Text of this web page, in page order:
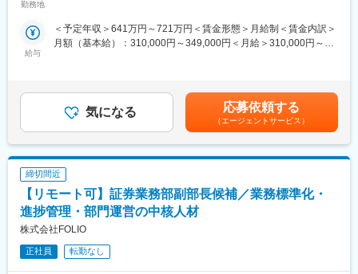
◎各種契約書のドラフト作成・社内法務部・ステークホルダーと
の契約条文調整
■本ポジションの魅力
全方位的なスキル（業務知識・調査・レポート作成・契約ドキュ
メンテーション・SQL・データ分析・プレゼンテーションスキル
など）をフル活用しながら、PayPayのスピード感あふれるダイナ
営陣の間近で業務を行うことが可能で、企業やサービスを動かし
ているという実感が得られます。
変更の範囲：会社の定める業務
る環境・実績があります
◇財務・税務など企業経営に関わる専門知識を手に入れ、市場価
値も年収も上げたい方
◇もっと公正な評価を受けたい方
◇雑務ではなく営業活動に専念し、お客様に向き合う時間を大切
にしたい方
◇土日休・フレックス・在宅活用など、より長期的に腰を据えて
働ける環境に移りたい方
■業務概要
当社商品を販売する保険代理店に対し、販売促進をメインとした
法人コンサルティング営業をお任せします。代理店の経営に深く
踏み込み、課題解決に向けた伴走をすることがミッションです
勤務地
給与
＜予定年収＞641万円～721万円＜賃金形態＞月給制＜賃金内訳＞
月額（基本給）：310,000円～349,000円＜月給＞310,000円～
金はあくまでも目安の金額であり、選考を通じて上下する可能性
があります。月給(月額)は固定手当を含めた表記です。
気になる 応募依頼する
（エージェントサービス）
締切間近
【リモート可】証券業務部副部長候補／業務標準化・
進捗管理・部門運営の中核人材
株式会社FOLIO
正社員 転勤なし